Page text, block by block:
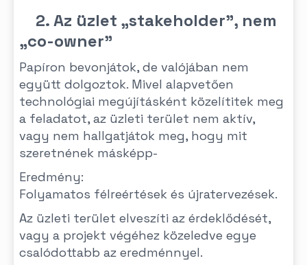
2. Az üzlet „stakeholder”, nem
„co-owner”
Papíron bevonjátok, de valójában nem
együtt dolgoztok. Mivel alapvetően
technológiai megújításként közelítitek meg
a feladatot, az üzleti terület nem aktív,
vagy nem hallgatjátok meg, hogy mit
szeretnének másképp-
Eredmény:
Folyamatos félreértések és újratervezések.
Az üzleti terület elveszíti az érdeklődését,
vagy a projekt végéhez közeledve egye
csalódottabb az eredménnyel.